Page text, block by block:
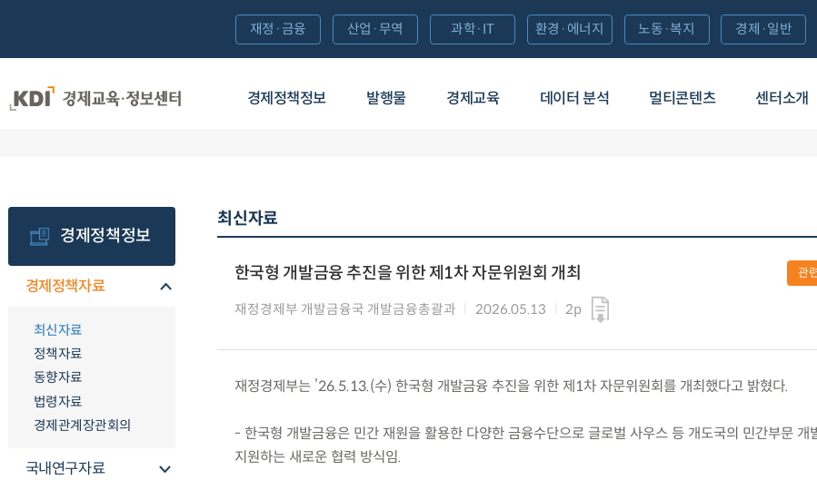
경제정책정보 발행물 경제교육 데이터 분석 멀티콘텐츠 센터소개
재정·금융 산업·무역 과학·IT 환경·에너지 노동·복지 경제·일반
경제정책정보
경제정책자료
최신자료
정책자료
동향자료
법령자료
경제관계장관회의
국내연구자료
최신자료
한국형 개발금융 추진을 위한 제1차 자문위원회 개최
재정경제부 개발금융국 개발금융총괄과 2026.05.13 2p
관
재정경제부는 ’26.5.13.(수) 한국형 개발금융 추진을 위한 제1차 자문위원회를 개최했다고 밝혔다.
- 한국형 개발금융은 민간 재원을 활용한 다양한 금융수단으로 글로벌 사우스 등 개도국의 민간부문 개
지원하는 새로운 협력 방식임.